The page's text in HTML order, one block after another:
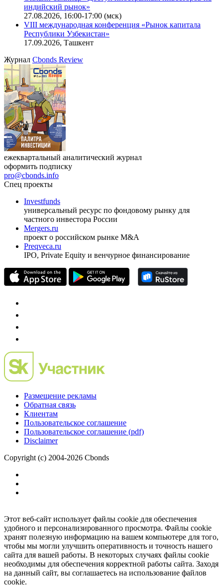
Онлайн-семинар «Новый стандарт инвестиций в
офисную недвижимость»
11.08.2026, 16:30-18:00 (мск)
Онлайн-семинар «Доступ иностранных инвесторов на
индийский рынок»
VIII международная конференция «Рынок капитала
Республики Узбекистан»
17.09.2026, Ташкент
ЖурналCbonds Review
оформить подписку
pro@cbonds.info
Спец проекты
Investfunds
универсальный ресурс по фондовому рынку для
частного инвестора России
проект о российском рынке M&A
Preqveca.ru
Размещение рекламы
Обратная связь
Пользовательское соглашение
Copyright (c) 2004-2026 Cbonds
Этот веб-сайт использует файлы cookie для обеспечения
удобного и персонализированного просмотра. Файлы cookie
хранят полезную информацию на вашем компьютере для того,
чтобы мы могли улучшить оперативность и точность нашего